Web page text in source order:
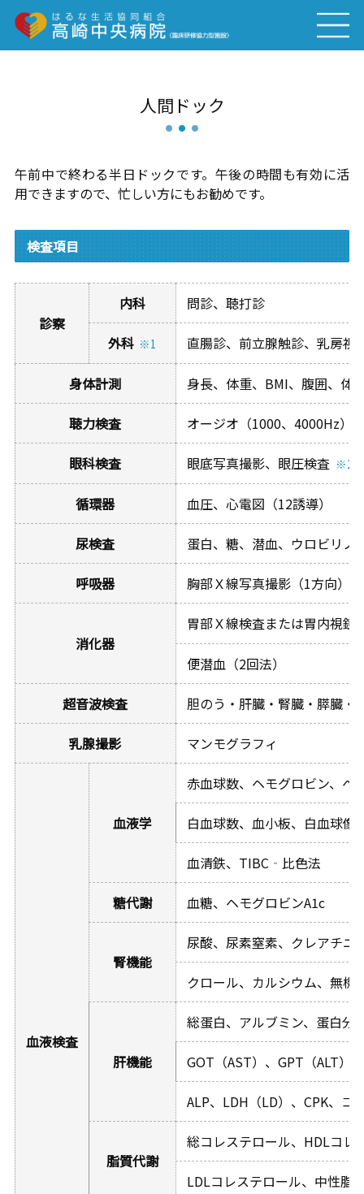
人間ドック
午前中で終わる半日ドックです。午後の時間も有効に活
用できますので、忙しい方にもお勧めです。
検査項目
診察
内科 問診、聴打診
外科 ※1 直腸診、前立腺触診、乳房視
身体計測 身長、体重、BMI、腹囲、体
聴力検査 オージオ（1000、4000Hz）
眼科検査 眼底写真撮影、眼圧検査 ※2
循環器 血圧、心電図（12誘導）
尿検査 蛋白、糖、潜血、ウロビリノ
呼吸器 胸部Ｘ線写真撮影（1方向）
消化器
胃部Ｘ線検査または胃内視鏡
便潜血（2回法）
超音波検査 胆のう・肝臓・腎臓・膵臓・
乳腺撮影 マンモグラフィ
血液検査
血液学
赤血球数、ヘモグロビン、ヘ
白血球数、血小板、白血球像
血清鉄、TIBC‐比色法
糖代謝 血糖、ヘモグロビンA1c
腎機能
尿酸、尿素窒素、クレアチニ
クロール、カルシウム、無機
肝機能
総蛋白、アルブミン、蛋白分
GOT（AST）、GPT（ALT）
ALP、LDH（LD）、CPK、コ
脂質代謝
総コレステロール、HDLコレ
LDLコレステロール、中性脂